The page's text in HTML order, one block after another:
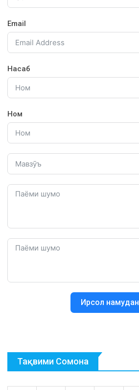
Email
Насаб
Ном
Ирсол намудан
Тақвими Сомона